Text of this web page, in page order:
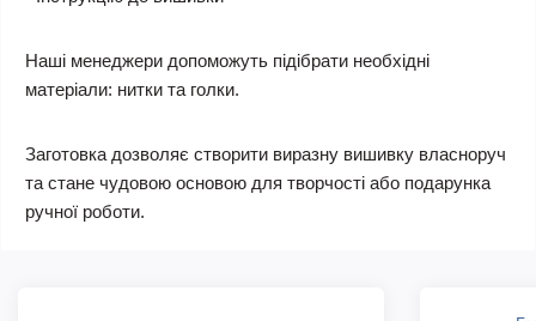
Наші менеджери допоможуть підібрати необхідні
матеріали: нитки та голки.
Заготовка дозволяє створити виразну вишивку власноруч
та стане чудовою основою для творчості або подарунка
ручної роботи.